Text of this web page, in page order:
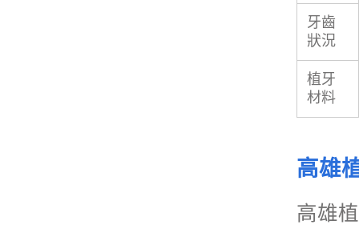
牙齒
狀況
植牙
材料
高雄
高雄